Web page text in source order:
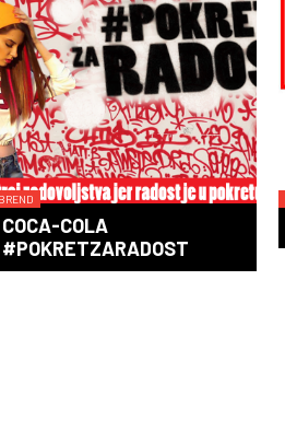
BREND
COCA-COLA
#POKRETZARADOST